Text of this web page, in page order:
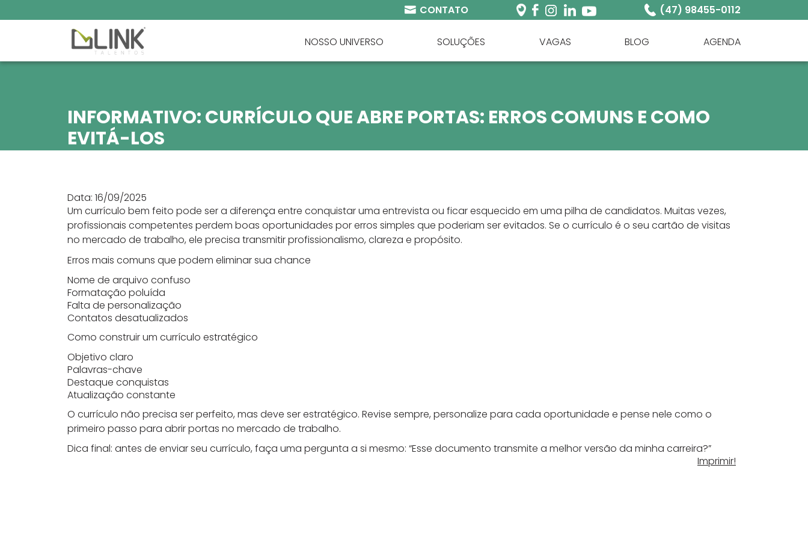
(47) 98455-0112
CONTATO
AGENDA
BLOG
VAGAS
SOLUÇÕES
NOSSO UNIVERSO
INFORMATIVO: CURRÍCULO QUE ABRE PORTAS: ERROS COMUNS E COMO
EVITÁ-LOS
Data: 16/09/2025
Um currículo bem feito pode ser a diferença entre conquistar uma entrevista ou ficar esquecido em uma pilha de candidatos. Muitas vezes,
profissionais competentes perdem boas oportunidades por erros simples que poderiam ser evitados. Se o currículo é o seu cartão de visitas
no mercado de trabalho, ele precisa transmitir profissionalismo, clareza e propósito.
Erros mais comuns que podem eliminar sua chance
Nome de arquivo confuso
Formatação poluída
Falta de personalização
Contatos desatualizados
Como construir um currículo estratégico
Objetivo claro
Palavras-chave
Destaque conquistas
Atualização constante
O currículo não precisa ser perfeito, mas deve ser estratégico. Revise sempre, personalize para cada oportunidade e pense nele como o
primeiro passo para abrir portas no mercado de trabalho.
Dica final: antes de enviar seu currículo, faça uma pergunta a si mesmo: “Esse documento transmite a melhor versão da minha carreira?”
Imprimir!